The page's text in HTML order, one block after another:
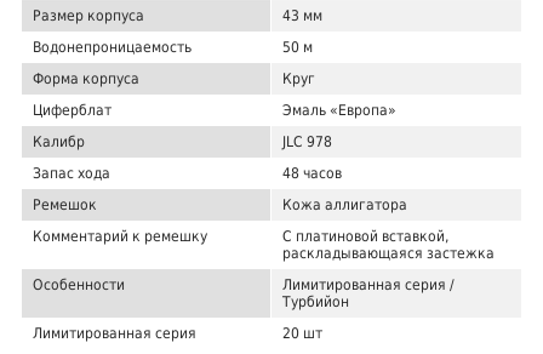
Размер корпуса
43 мм
Водонепроницаемость
50 м
Форма корпуса
Круг
Циферблат
Эмаль «Европа»
Калибр
JLC 978
Запас хода
48 часов
Ремешок
Кожа аллигатора
Комментарий к ремешку
С платиновой вставкой,
раскладывающаяся застежка
Особенности
Лимитированная серия /
Турбийон
Лимитированная серия
20 шт